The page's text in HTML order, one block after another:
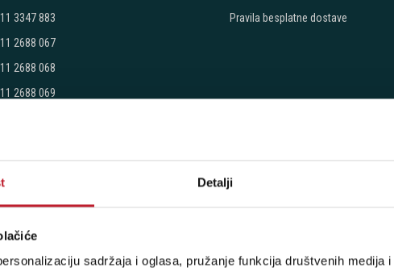
Detalji
sadržaja i oglasa, pružanje funkcija društvenih medija
3347 883
2688 067
2688 068
2688 069
- Milutina Milankovića 120D
Pravila besplatne dostave